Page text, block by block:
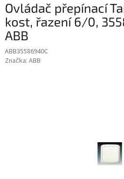
Ovládač přepínací
kost, řazení 6/0,
ABB
ABB35586940C
Značka: ABB